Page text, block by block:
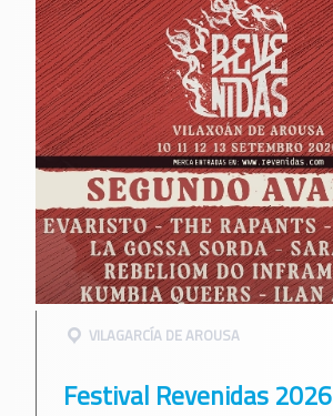
VILAGARCÍ­A DE AROUSA
Festival Revenidas 2026